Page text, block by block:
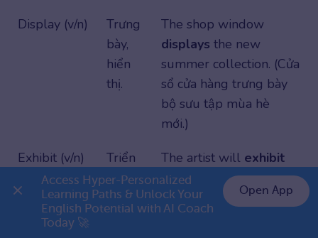
Display (v/n)
Trưng
bày,
hiển
thị.
The shop window
displays the new
summer collection. (Cửa
sổ cửa hàng trưng bày
bộ sưu tập mùa hè
mới.)
Exhibit (v/n)
Triển
lãm,
trưng
bày.
The artist will exhibit
her latest sculptures at
the gallery. (Nghệ sĩ sẽ
triển lãm những bức
👉 Premium 1 năm chỉ 999K
Access Hyper-Personalized
Learning Paths & Unlock Your
English Potential with AI Coach
Today 🚀
Open App